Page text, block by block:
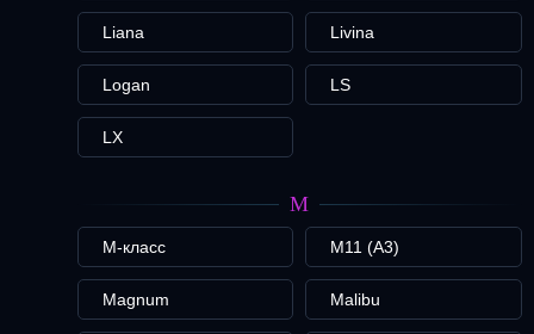
Liana Livina
Logan LS
LX
M
M-класс M11 (A3)
Magnum Malibu